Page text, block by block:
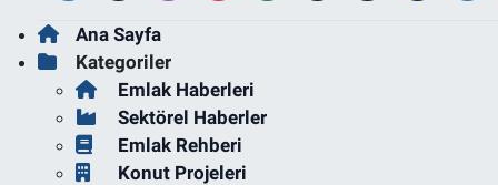
Ana Sayfa
Kategoriler
Emlak Haberleri
Sektörel Haberler
Emlak Rehberi
Konut Projeleri